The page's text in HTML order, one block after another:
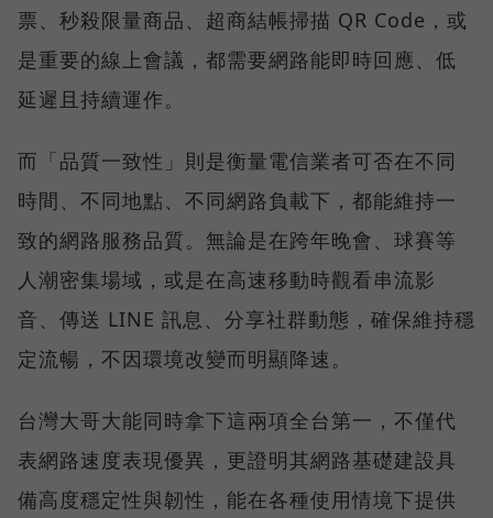
票、秒殺限量商品、超商結帳掃描 QR Code，或
是重要的線上會議，都需要網路能即時回應、低
延遲且持續運作。
而「品質一致性」則是衡量電信業者可否在不同
時間、不同地點、不同網路負載下，都能維持一
致的網路服務品質。無論是在跨年晚會、球賽等
人潮密集場域，或是在高速移動時觀看串流影
音、傳送 LINE 訊息、分享社群動態，確保維持穩
定流暢，不因環境改變而明顯降速。
台灣大哥大能同時拿下這兩項全台第一，不僅代
表網路速度表現優異，更證明其網路基礎建設具
備高度穩定性與韌性，能在各種使用情境下提供